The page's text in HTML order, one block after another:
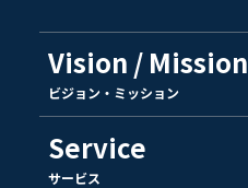
Vision / Mission
ビジョン・ミッション
Service
サービス